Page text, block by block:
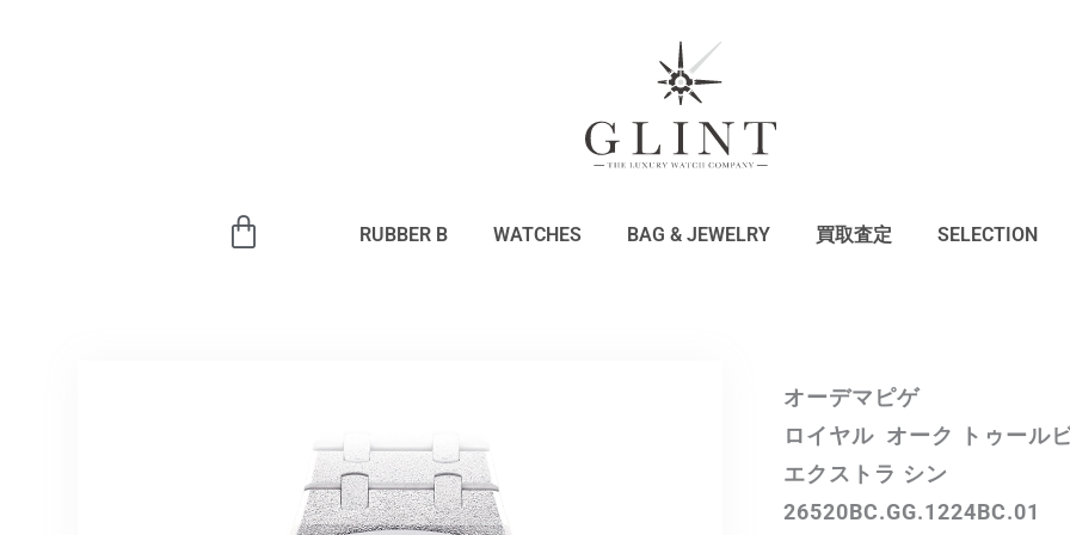
RUBBER B WATCHES BAG & JEWELRY 買取査定 SELECTION
オーデマピゲ
ロイヤル オーク トゥール
エクストラ シン
26520BC.GG.1224BC.01